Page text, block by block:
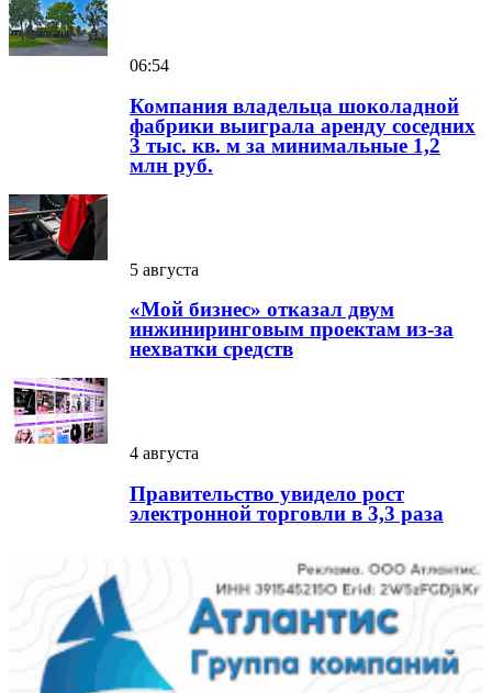
06:54
Компания владельца шоколадной
фабрики выиграла аренду соседних
3 тыс. кв. м за минимальные 1,2
млн руб.
5 августа
«Мой бизнес» отказал двум
инжиниринговым проектам из-за
нехватки средств
4 августа
Правительство увидело рост
электронной торговли в 3,3 раза